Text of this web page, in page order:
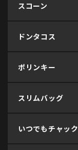
スコーン
ドンタコス
ポリンキー
スリムバッグ
いつでもチャック